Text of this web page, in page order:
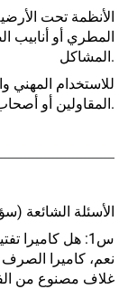
الأنظمة تحت
المطري أو أنابيب
المشاكل.
للاستخدام المهني
المقاولين أو أصحاب المنازل الذين يواجهون تحديات السباكة.
الأسئلة الشائعة
س1: هل كاميرا تفتيش المجاري مقاومة للماء؟
نعم، كاميرا